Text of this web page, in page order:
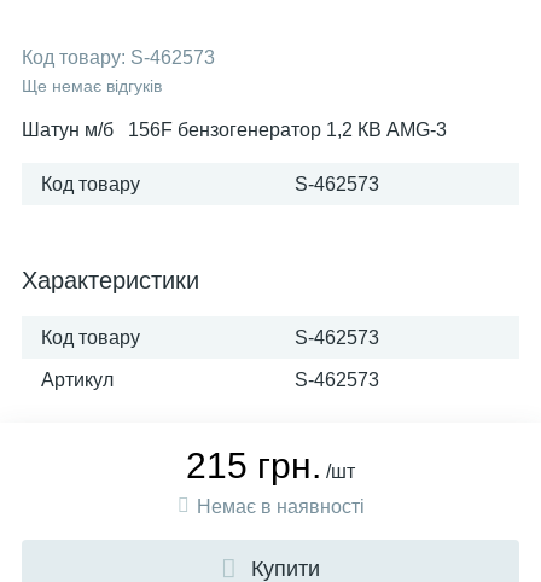
Код товару: S-462573
Ще немає відгуків
Шатун м/б 156F бензогенератор 1,2 КВ AMG-3
Код товару S-462573
Характеристики
Код товару S-462573
Артикул S-462573
215 грн. /шт
Немає в наявності
Купити